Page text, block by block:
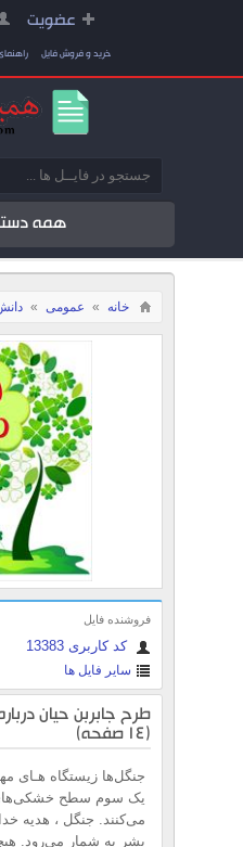
عضویت
خرید و فروش فایل
همه
خانه » عمومی »
فروشنده فایل
کد کاربری 13383
سایر فایل ها
طرح جابربن حیان
(14 صفحه)
جنگل‌ها زیستگاه ‌هـای
یک سوم سطح خشکی‌های
می‌کنند. جنگل ، هدیه
بشر به شمار می‌رود.